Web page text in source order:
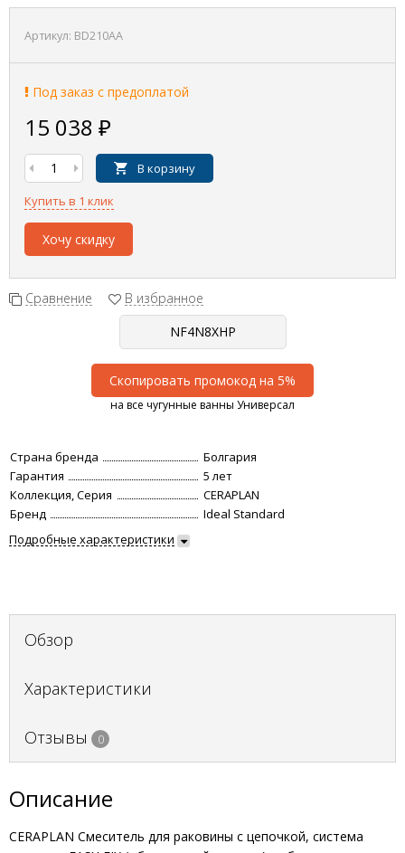
Артикул: BD210AA
Под заказ с предоплатой
15 038 ₽
В корзину
Купить в 1 клик
Хочу скидку
Сравнение В избранное
Скопировать промокод на 5%
на все чугунные ванны Универсал
Страна бренда
Болгария
Гарантия
5 лет
Коллекция, Серия
CERAPLAN
Бренд
Ideal Standard
Подробные характеристики
Обзор
Характеристики
Отзывы 0
Описание
CERAPLAN Смеситель для раковины с цепочкой, система